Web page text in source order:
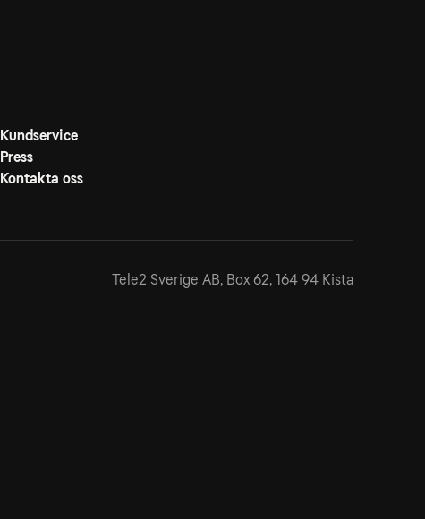
Kundservice
Press
Kontakta oss
Tele2 Sverige AB, Box 62, 164 94 Kista